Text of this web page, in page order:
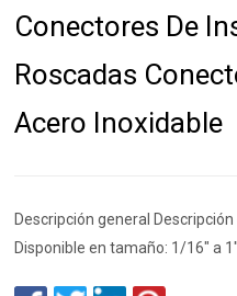
Conectores De
Roscadas
Acero Inoxidable
Descripción general
Disponible en tamaño: 1/16" a